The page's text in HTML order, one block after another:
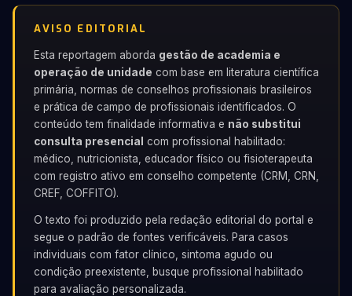
AVISO EDITORIAL
Esta reportagem aborda gestão de academia e
operação de unidade com base em literatura científica
primária, normas de conselhos profissionais brasileiros
e prática de campo de profissionais identificados. O
conteúdo tem finalidade informativa e não substitui
consulta presencial com profissional habilitado:
médico, nutricionista, educador físico ou fisioterapeuta
com registro ativo em conselho competente (CRM, CRN,
CREF, COFFITO).
O texto foi produzido pela redação editorial do portal e
segue o padrão de fontes verificáveis. Para casos
individuais com fator clínico, sintoma agudo ou
condição preexistente, busque profissional habilitado
para avaliação personalizada.